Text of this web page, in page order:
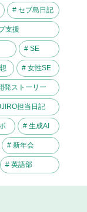
# セブ島日記
支援
# SE
# 女性SE
発ストーリー
担当日記
# 生成AI
# 新年会
# 英語部